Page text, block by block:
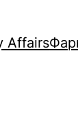
Affairs